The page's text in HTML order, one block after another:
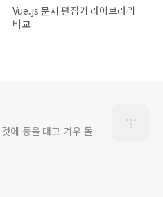
Vue.js 문서 편집기 라이브러리
비교
에 등을 대고 겨우 돌